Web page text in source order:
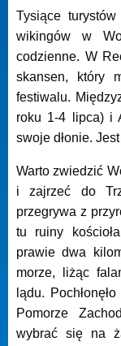
Tysiące
wikingów w
codzienne. W
skansen, który
festiwalu.
roku 1-4 lipca) i
swoje dłonie.
Warto zwiedzić
i zajrzeć do
przegrywa z
tu ruiny
prawie dwa
morze, liżąc
lądu.
Pomorze
wybrać się na